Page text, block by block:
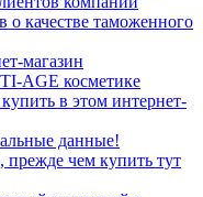
о качестве таможенного
магазин
AGE косметике
в этом интернет-
данные!
прежде чем купить тут